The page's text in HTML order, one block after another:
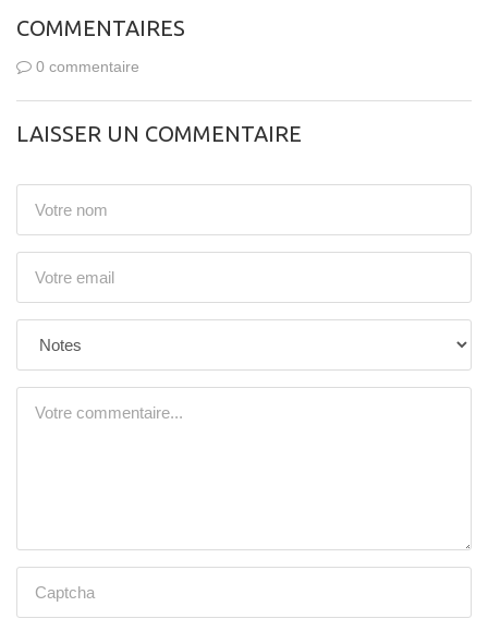
COMMENTAIRES
0 commentaire
LAISSER UN COMMENTAIRE